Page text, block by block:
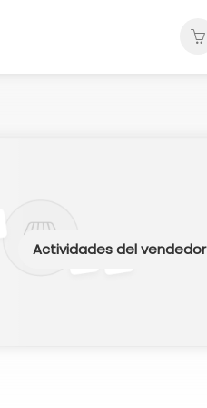
Actividades del vendedor